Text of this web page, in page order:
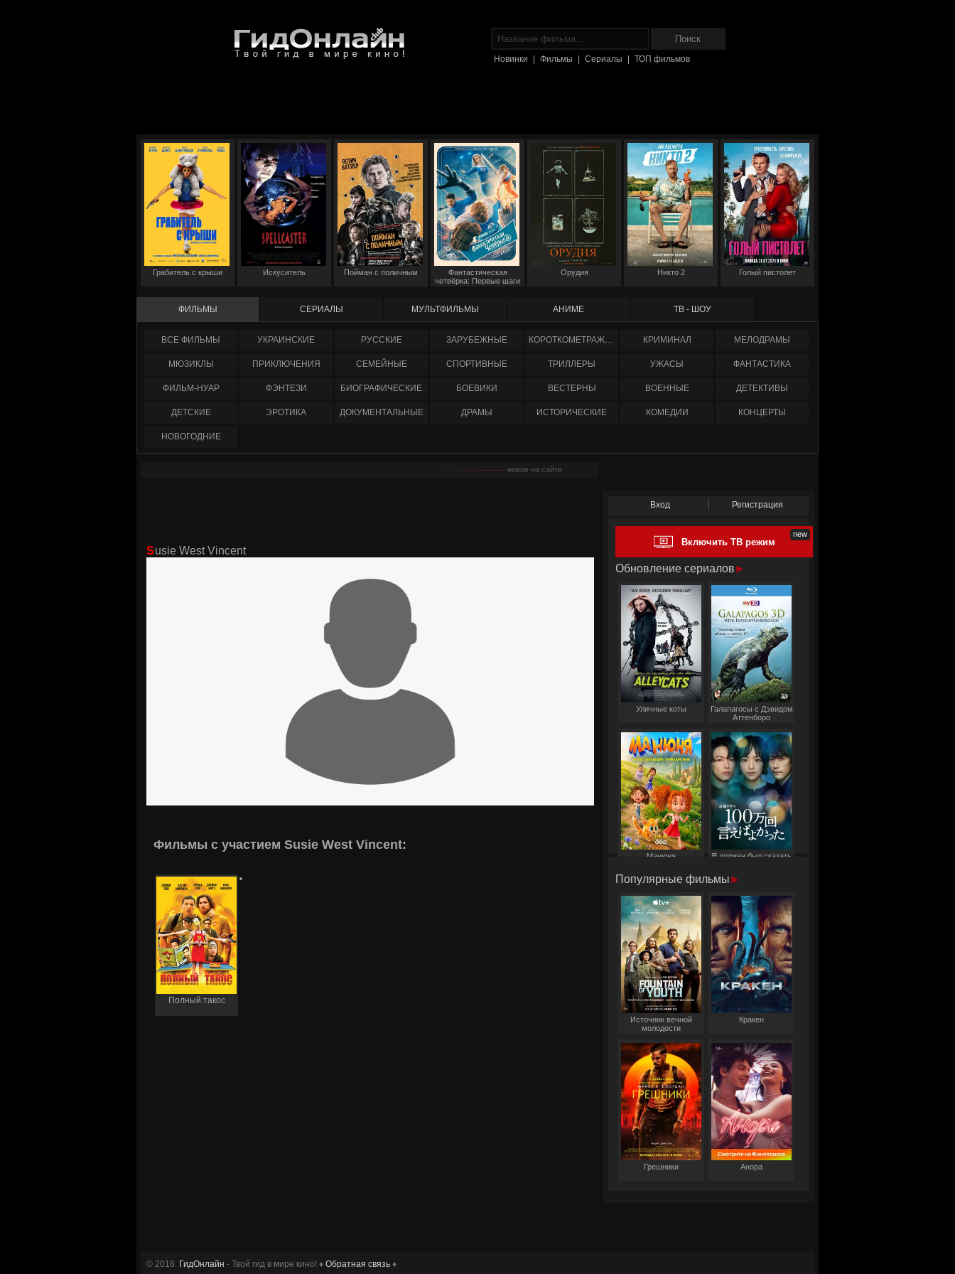
Новинки Фильмы Сериалы ТОП фильмов
Грабитель с крыши Искуситель Пойман с поличным
Фантастическая
четвёрка: Первые шаги
Орудия Никто 2 Голый пистолет
ФИЛЬМЫ СЕРИАЛЫ МУЛЬТФИЛЬМЫ АНИМЕ ТВ - ШОУ
ФИЛЬМЫ УКРАИНCКИЕ РУССКИЕ ЗАРУБЕЖНЫЕ КОРОТКОМЕТРАЖНЫЕ КРИМИНАЛ МЕЛОДРАМЫ
МЮЗИКЛЫ ПРИКЛЮЧЕНИЯ СЕМЕЙНЫЕ СПОРТИВНЫЕ ТРИЛЛЕРЫ УЖАСЫ ФАНТАСТИКА
ФИЛЬМ-НУАР ФЭНТЕЗИ БИОГРАФИЧЕСКИЕ БОЕВИКИ ВЕСТЕРНЫ ВОЕННЫЕ ДЕТЕКТИВЫ
ДЕТСКИЕ ЭРОТИКА ДОКУМЕНТАЛЬНЫЕ ДРАМЫ ИСТОРИЧЕСКИЕ КОМЕДИИ КОНЦЕРТЫ
НОВОГОДНИЕ
новое на сайте
Susie West Vincent
Фильмы с участием Susie West Vincent:
Полный такос
Вход Регистрация
Включить ТВ режим
Обновление сериалов
Уличные коты
Галапагосы с Дэвидом
Аттенборо
Манюня
Я должен был сказать
Популярные фильмы
Источник вечной
молодости
Кракен
Грешники Анора
© 2016 ГидОнлайн - Твой гид в мире кино! ♦ Обратная связь ♦